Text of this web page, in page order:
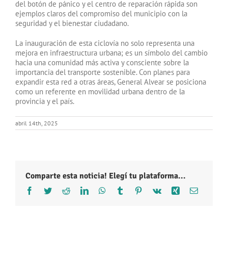
del botón de pánico y el centro de reparación rápida son
ejemplos claros del compromiso del municipio con la
seguridad y el bienestar ciudadano.
La inauguración de esta ciclovía no solo representa una
mejora en infraestructura urbana; es un símbolo del cambio
hacia una comunidad más activa y consciente sobre la
importancia del transporte sostenible. Con planes para
expandir esta red a otras áreas, General Alvear se posiciona
como un referente en movilidad urbana dentro de la
provincia y el país.
abril 14th, 2025
Comparte esta noticia! Elegí tu plataforma...
Facebook
TwitterRedditLinkedInWhatsApp
Tumblr Pinterest
Vk Xing Correo